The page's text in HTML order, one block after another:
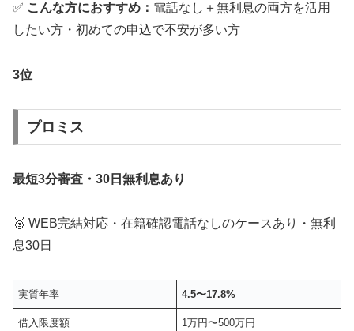
✅ こんな方におすすめ： 電話なし＋無利息の両方を活用
したい方・初めての申込で不安が多い方
3位
プロミス
最短3分審査・30日無利息あり
🥉 WEB完結対応・在籍確認電話なしのケースあり・無利
息30日
実質年率 4.5〜17.8%
借入限度額 1万円〜500万円